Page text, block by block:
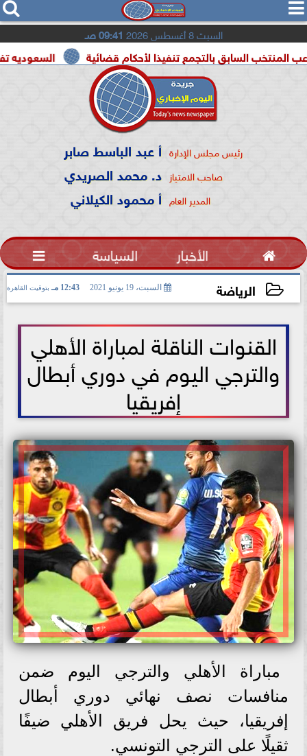
  
السبت 8 أغسطس 2026 09:41 صـ
السعوديه تفعيل بالتجمع تنفيذا لأحكام قضائية
رئيس مجلس الإدارة أ عبد الباسط صابر
صاحب الامتياز د. محمد الصريدي
المدير العام أ محمود الكيلاني
 الأخبار السياسة 
الرياضة السبت، 19 يونيو 2021 12:43 مـ بتوقيت القاهرة
القنوات الناقلة لمباراة الأهلي
والترجي اليوم في دوري أبطال
إفريقيا
مباراة الأهلي والترجي اليوم ضمن
منافسات نصف نهائي دوري أبطال
إفريقيا، حيث يحل فريق الأهلي ضيفًا
ثقيلًا على الترجي التونسي.